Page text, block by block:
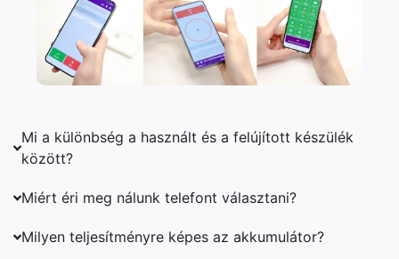
Mi a különbség a használt és a felújított készülék
között?
Miért éri meg nálunk telefont választani?
Milyen teljesítményre képes az akkumulátor?